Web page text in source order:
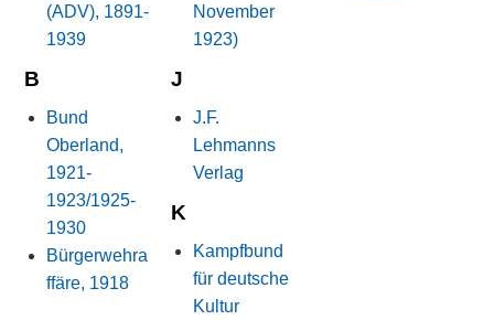
(ADV), 1891-
1939
B
Bund
Oberland,
1921-
1923/1925-
1930
Bürgerwehra
ffäre, 1918
November
1923)
J
J.F.
Lehmanns
Verlag
K
Kampfbund
für deutsche
Kultur